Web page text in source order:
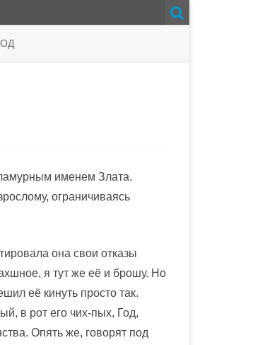
именем Злата.
ограничиваясь
она свои отказы
я тут же её и брошу. Но
её кинуть просто так.
в рот его чих-пых, Год,
Опять же, говорят под